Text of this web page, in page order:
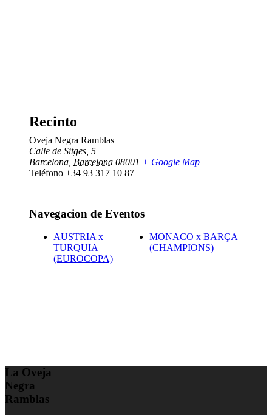
Recinto
Oveja Negra Ramblas
Calle de Sitges, 5
Barcelona Barcelona 08001 + Google Map
Teléfono +34 93 317 10 87
Navegacion de Eventos
AUSTRIA x
TURQUIA
(EUROCOPA)
MONACO x BARÇA
(CHAMPIONS)
La Oveja
Negra
Ramblas